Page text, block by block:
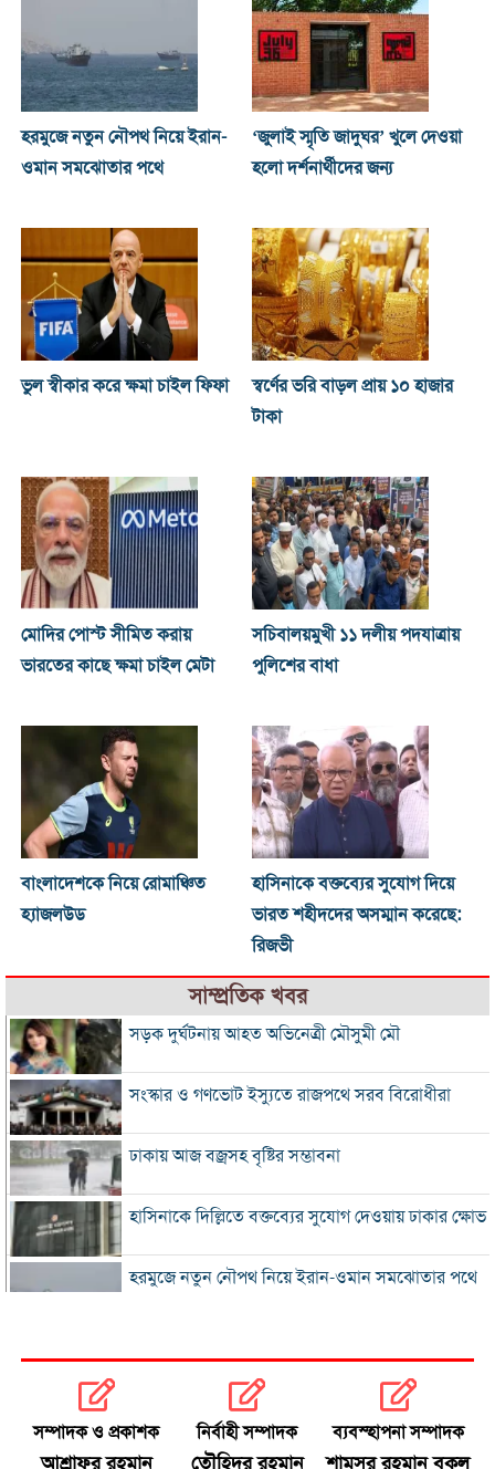
হরমুজে নতুন নৌপথ নিয়ে ইরান-
ওমান সমঝোতার পথে
‘জুলাই স্মৃতি জাদুঘর’ খুলে দেওয়া
হলো দর্শনার্থীদের জন্য
ভুল স্বীকার করে ক্ষমা চাইল ফিফা
স্বর্ণের ভরি বাড়ল প্রায় ১০ হাজার
টাকা
মোদির পোস্ট সীমিত করায়
ভারতের কাছে ক্ষমা চাইল মেটা
সচিবালয়মুখী ১১ দলীয় পদযাত্রায়
পুলিশের বাধা
বাংলাদেশকে নিয়ে রোমাঞ্চিত
হ্যাজলউড
হাসিনাকে বক্তব্যের সুযোগ দিয়ে
ভারত শহীদদের অসম্মান করেছে:
রিজভী
সাম্প্রতিক খবর
সড়ক দুর্ঘটনায় আহত অভিনেত্রী মৌসুমী মৌ
সংস্কার ও গণভোট ইস্যুতে রাজপথে সরব বিরোধীরা
ঢাকায় আজ বজ্রসহ বৃষ্টির সম্ভাবনা
হাসিনাকে দিল্লিতে বক্তব্যের সুযোগ দেওয়ায় ঢাকার ক্ষোভ
হরমুজে নতুন নৌপথ নিয়ে ইরান-ওমান সমঝোতার পথে
ভুল স্বীকার করে ক্ষমা চাইল ফিফা
স্বর্ণের ভরি বাড়ল প্রায় ১০ হাজার টাকা
সম্পাদক ও প্রকাশক
আশ্রাফুর রহমান
নির্বাহী সম্পাদক
তৌহিদুর রহমান
ব্যবস্হাপনা সম্পাদক
শামসুর রহমান বকুল